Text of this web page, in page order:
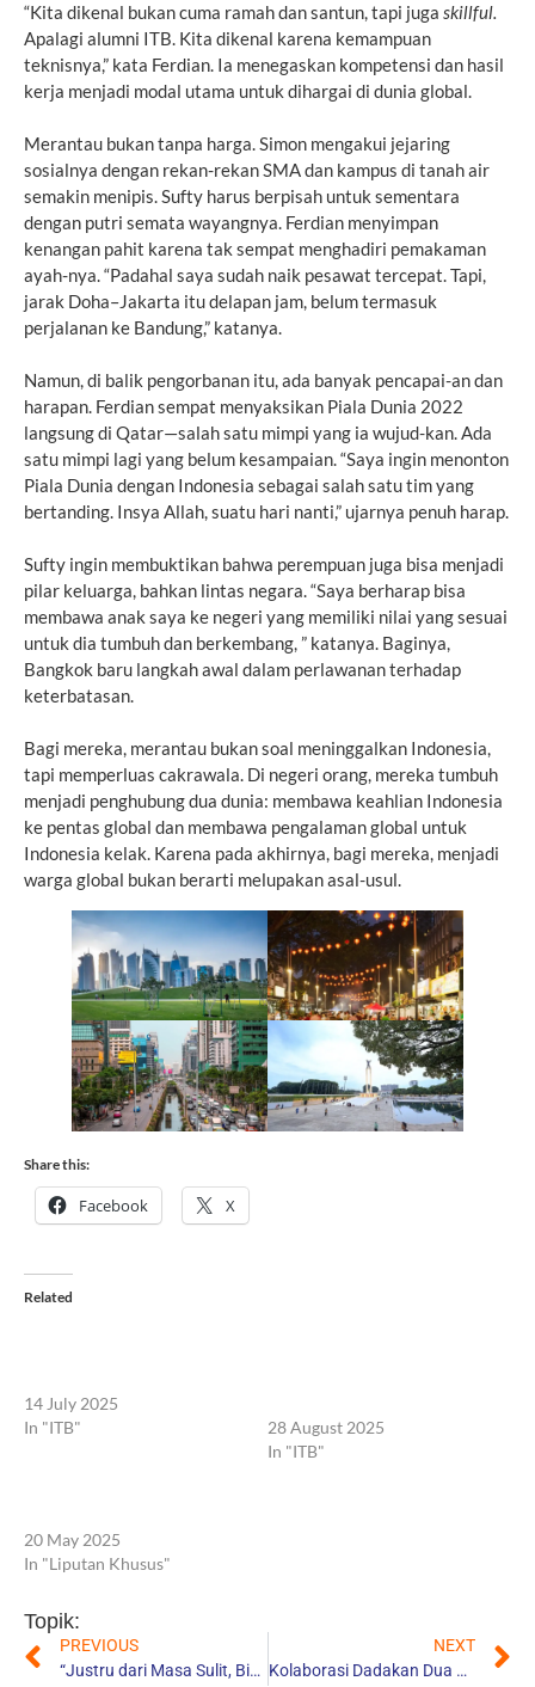
“Kita dikenal bukan cuma ramah dan santun, tapi juga skillful.
Apalagi alumni ITB. Kita dikenal karena kemampuan
teknisnya,” kata Ferdian. Ia menegaskan kompetensi dan hasil
kerja menjadi modal utama untuk dihargai di dunia global.
Merantau bukan tanpa harga. Simon mengakui jejaring
sosialnya dengan rekan-rekan SMA dan kampus di tanah air
semakin menipis. Sufty harus berpisah untuk sementara
dengan putri semata wayangnya. Ferdian menyimpan
kenangan pahit karena tak sempat menghadiri pemakaman
ayah-nya. “Padahal saya sudah naik pesawat tercepat. Tapi,
jarak Doha–Jakarta itu delapan jam, belum termasuk
perjalanan ke Bandung,” katanya.
Namun, di balik pengorbanan itu, ada banyak pencapai-an dan
harapan. Ferdian sempat menyaksikan Piala Dunia 2022
langsung di Qatar—salah satu mimpi yang ia wujud-kan. Ada
satu mimpi lagi yang belum kesampaian. “Saya ingin menonton
Piala Dunia dengan Indonesia sebagai salah satu tim yang
bertanding. Insya Allah, suatu hari nanti,” ujarnya penuh harap.
Sufty ingin membuktikan bahwa perempuan juga bisa menjadi
pilar keluarga, bahkan lintas negara. “Saya berharap bisa
membawa anak saya ke negeri yang memiliki nilai yang sesuai
untuk dia tumbuh dan berkembang, ” katanya. Baginya,
Bangkok baru langkah awal dalam perlawanan terhadap
keterbatasan.
Bagi mereka, merantau bukan soal meninggalkan Indonesia,
tapi memperluas cakrawala. Di negeri orang, mereka tumbuh
menjadi penghubung dua dunia: membawa keahlian Indonesia
ke pentas global dan membawa pengalaman global untuk
Indonesia kelak. Karena pada akhirnya, bagi mereka, menjadi
warga global bukan berarti melupakan asal-usul.
Share this:
Facebook X
Related
14 July 2025
In "ITB"
28 August 2025
In "ITB"
20 May 2025
In "Liputan Khusus"
Topik:
PREVIOUS
“Justru dari Masa Sulit, Bisnis Kami Mulai Menanjak”
NEXT
Kolaborasi Dadakan Dua Kawan Lama